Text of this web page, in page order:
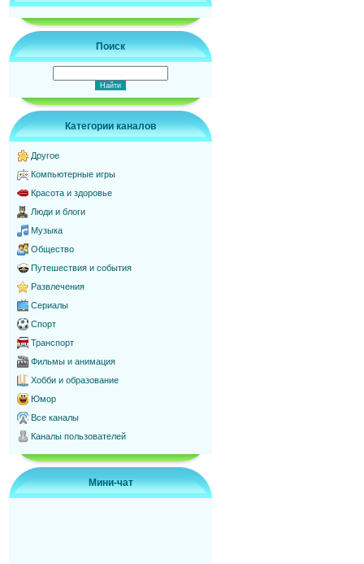
Поиск
Категории каналов
Другое
Компьютерные игры
Красота и здоровье
Люди и блоги
Музыка
Общество
Путешествия и события
Развлечения
Сериалы
Спорт
Транспорт
Фильмы и анимация
Хобби и образование
Юмор
Все каналы
Каналы пользователей
Мини-чат